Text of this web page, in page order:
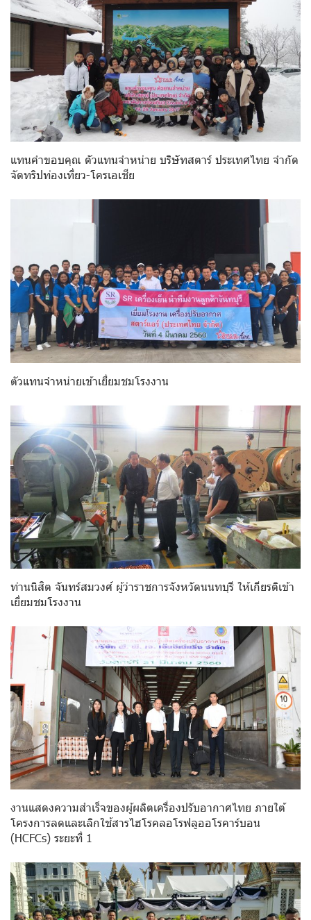
แทนคำขอบคุณ ตัวแทนจำหน่าย บริษัทสตาร์ ประเทศไทย จำกัด
จัดทริปท่องเที่ยว-โครเอเชีย
ตัวแทนจำหน่ายเข้าเยี่ยมชมโรงงาน
ท่านนิสิต จันทร์สมวงศ์ ผู้ว่าราชการจังหวัดนนทบุรี ให้เกียรติเข้า
เยี่ยมชมโรงงาน
งานแสดงความสำเร็จของผู้ผลิตเครื่องปรับอากาศไทย ภายใต้
โครงการลดและเลิกใช้สารไฮโรคลอโรฟลูออโรคาร์บอน
(HCFCs) ระยะที่ 1